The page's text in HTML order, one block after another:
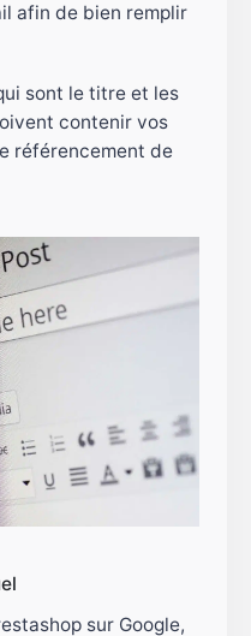
afin de bien remplir
sont le titre et les
contenir vos
référencement de
sur Google,